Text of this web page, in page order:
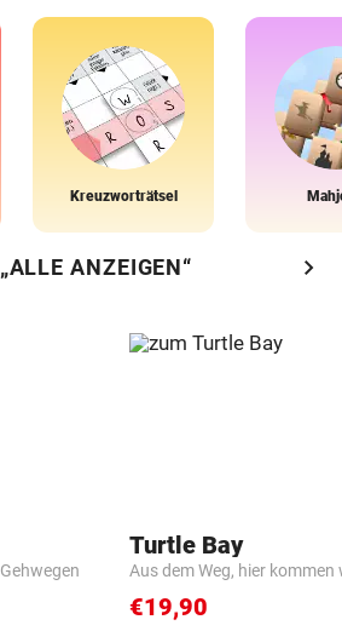
Kreuzworträtsel
ANZEIGEN“ chevron_right
Turtle Bay
Aus dem Weg, hier kommen
€19,90